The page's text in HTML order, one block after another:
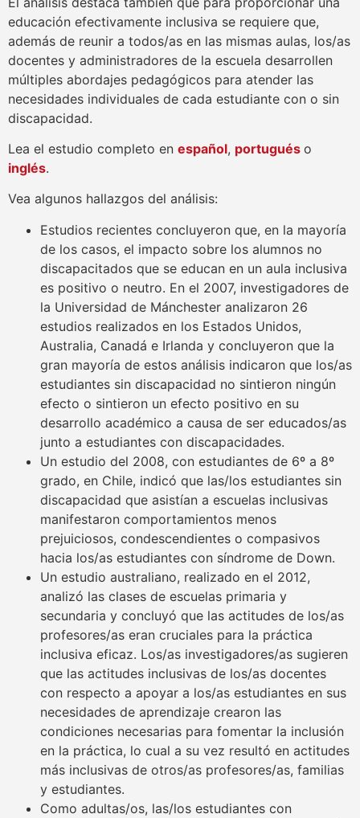
educación efectivamente inclusiva se requiere que,
además de reunir a todos/as en las mismas aulas, los/as
docentes y administradores de la escuela desarrollen
múltiples abordajes pedagógicos para atender las
necesidades individuales de cada estudiante con o sin
discapacidad.
Lea el estudio completo en español, portugués o
inglés.
Vea algunos hallazgos del análisis:
Estudios recientes concluyeron que, en la mayoría
de los casos, el impacto sobre los alumnos no
discapacitados que se educan en un aula inclusiva
es positivo o neutro. En el 2007, investigadores de
la Universidad de Mánchester analizaron 26
estudios realizados en los Estados Unidos,
Australia, Canadá e Irlanda y concluyeron que la
gran mayoría de estos análisis indicaron que los/as
estudiantes sin discapacidad no sintieron ningún
efecto o sintieron un efecto positivo en su
desarrollo académico a causa de ser educados/as
junto a estudiantes con discapacidades.
Un estudio del 2008, con estudiantes de 6º a 8º
grado, en Chile, indicó que las/los estudiantes sin
discapacidad que asistían a escuelas inclusivas
manifestaron comportamientos menos
prejuiciosos, condescendientes o compasivos
hacia los/as estudiantes con síndrome de Down.
Un estudio australiano, realizado en el 2012,
analizó las clases de escuelas primaria y
secundaria y concluyó que las actitudes de los/as
profesores/as eran cruciales para la práctica
inclusiva eficaz. Los/as investigadores/as sugieren
que las actitudes inclusivas de los/as docentes
con respecto a apoyar a los/as estudiantes en sus
necesidades de aprendizaje crearon las
condiciones necesarias para fomentar la inclusión
en la práctica, lo cual a su vez resultó en actitudes
más inclusivas de otros/as profesores/as, familias
y estudiantes.
Como adultas/os, las/los estudiantes con